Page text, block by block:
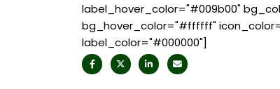
label_hover_color="#009b00"
bg_hover_color="#ffffff"
label_color="#000000"]